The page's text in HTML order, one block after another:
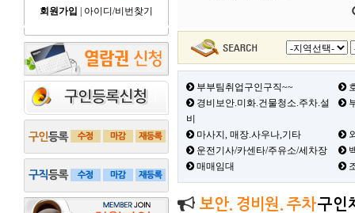
회원가입 아이디/비번찾기
부부팀취업구인구직~~
경비보안.미화.건물청소.주차.설
비
마사지, 매장.사우나,기타
운전기사/카센타/주유소/세차장
매매임대
보안. 경비원. 주차구인